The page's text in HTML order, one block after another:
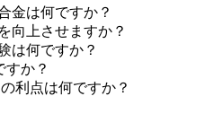
金は何ですか？
向上させますか？
は何ですか？
すか？
利点は何ですか？